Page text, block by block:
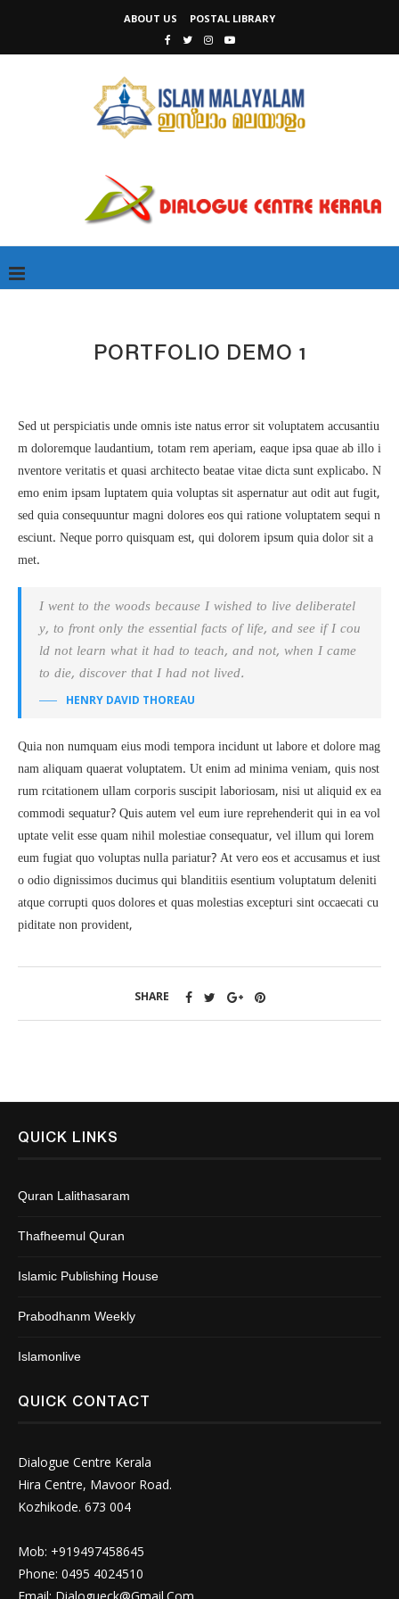
ABOUT US POSTAL LIBRARY
PORTFOLIO DEMO 1
Sed ut perspiciatis unde omnis iste natus error sit voluptatem accusantiu
m doloremque laudantium, totam rem aperiam, eaque ipsa quae ab illo i
nventore veritatis et quasi architecto beatae vitae dicta sunt explicabo. N
emo enim ipsam luptatem quia voluptas sit aspernatur aut odit aut fugit,
sed quia consequuntur magni dolores eos qui ratione voluptatem sequi n
esciunt. Neque porro quisquam est, qui dolorem ipsum quia dolor sit a
met.
I went to the woods because I wished to live deliberatel
y, to front only the essential facts of life, and see if I cou
ld not learn what it had to teach, and not, when I came
to die, discover that I had not lived.
HENRY DAVID THOREAU
Quia non numquam eius modi tempora incidunt ut labore et dolore mag
nam aliquam quaerat voluptatem. Ut enim ad minima veniam, quis nost
rum rcitationem ullam corporis suscipit laboriosam, nisi ut aliquid ex ea
commodi sequatur? Quis autem vel eum iure reprehenderit qui in ea vol
uptate velit esse quam nihil molestiae consequatur, vel illum qui lorem
eum fugiat quo voluptas nulla pariatur? At vero eos et accusamus et iust
o odio dignissimos ducimus qui blanditiis esentium voluptatum deleniti
atque corrupti quos dolores et quas molestias excepturi sint occaecati cu
piditate non provident,
SHARE
QUICK LINKS
Quran Lalithasaram
Thafheemul Quran
Islamic Publishing House
Prabodhanm Weekly
Islamonlive
QUICK CONTACT
Dialogue Centre Kerala
Hira Centre, Mavoor Road.
Kozhikode. 673 004
Mob: +919497458645
Phone: 0495 4024510